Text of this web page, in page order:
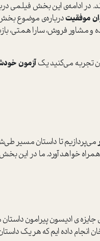
در ادامه‌ی این بخش
موفقیتدرباره‌ی موضوع
مشاور فروش، سارا همتی،
تجربه می‌کنید یکآزمون
می‌پردازیم تا داستان مسیر
خواهد آورد. ما در این
ی ادیسون پیرامون داستان
انجام داده ایم که هر یک